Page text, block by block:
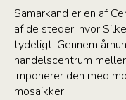
Samarkand er en af
af de steder, hvor
tydeligt. Gennem
handelscentrum
imponerer den med
mosaikker.